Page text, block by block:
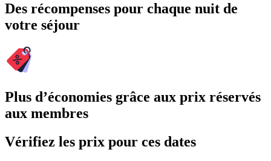
Des récompenses pour chaque nuit de
votre séjour
Plus d’économies grâce aux prix réservés
aux membres
Vérifiez les prix pour ces dates